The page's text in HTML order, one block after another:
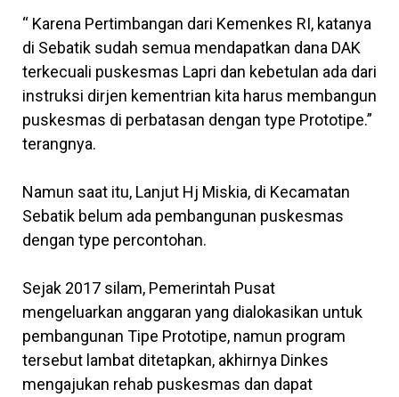
“ Karena Pertimbangan dari Kemenkes RI, katanya
di Sebatik sudah semua mendapatkan dana DAK
terkecuali puskesmas Lapri dan kebetulan ada dari
instruksi dirjen kementrian kita harus membangun
puskesmas di perbatasan dengan type Prototipe.”
terangnya.
Namun saat itu, Lanjut Hj Miskia, di Kecamatan
Sebatik belum ada pembangunan puskesmas
dengan type percontohan.
Sejak 2017 silam, Pemerintah Pusat
mengeluarkan anggaran yang dialokasikan untuk
pembangunan Tipe Prototipe, namun program
tersebut lambat ditetapkan, akhirnya Dinkes
mengajukan rehab puskesmas dan dapat